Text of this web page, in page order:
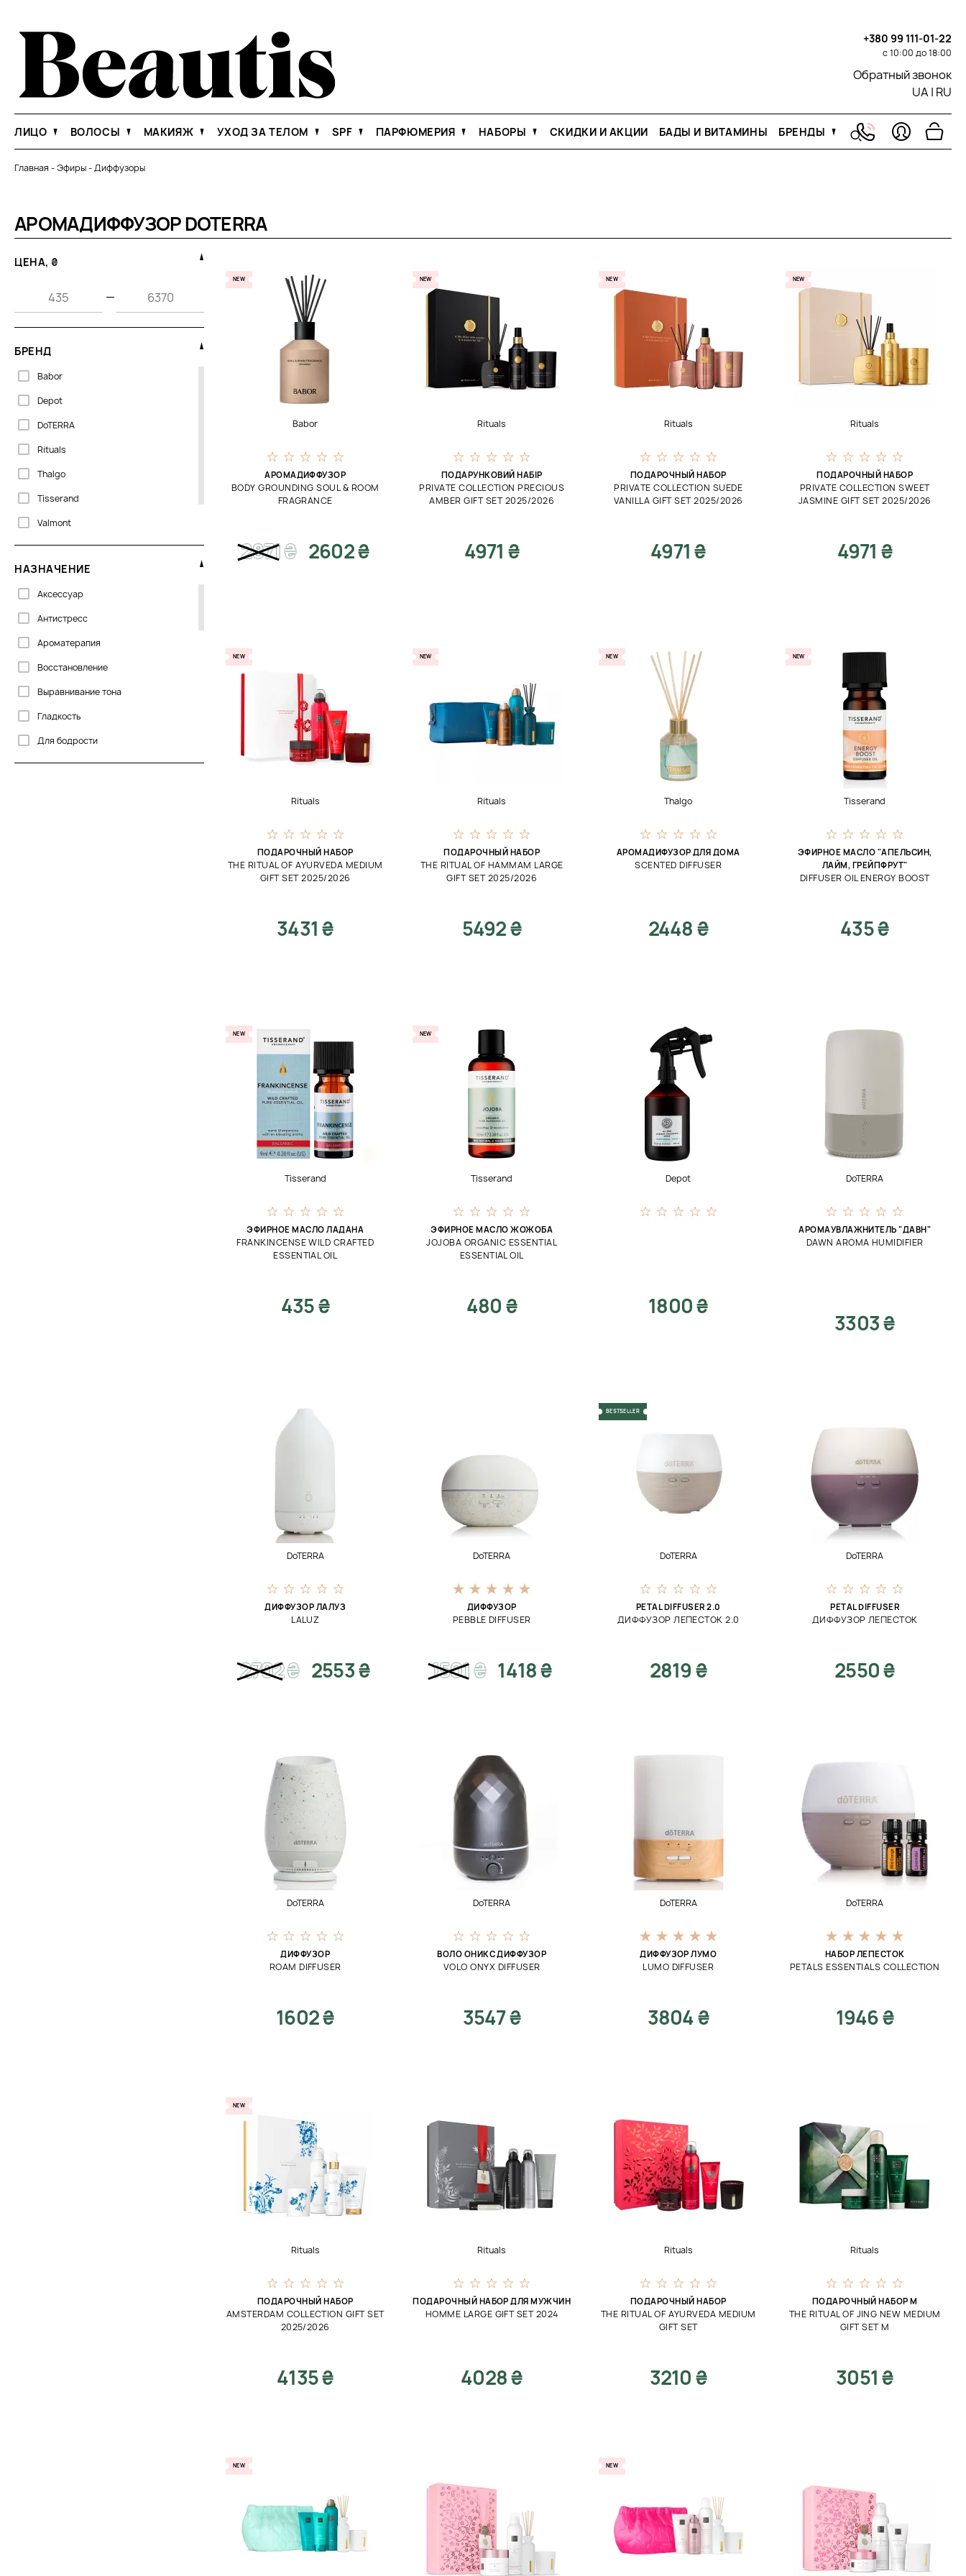
+380 99 111-01-22
с 10:00 до 18:00
Обратный звонок
UA | RU
ЛИЦО ВОЛОСЫ МАКИЯЖ УХОД ЗА ТЕЛОМ SPF ПАРФЮМЕРИЯ НАБОРЫ СКИДКИ И АКЦИИ БАДЫ И ВИТАМИНЫ БРЕНДЫ
Главная -Эфиры-Диффузоры
АРОМАДИФФУЗОР DOTERRA
ЦЕНА, ₴
—
БРЕНД
Babor
Depot
DoTERRA
Rituals
Thalgo
Tisserand
Valmont
Wow & Love
НАЗНАЧЕНИЕ
Аксессуар
Антистресс
Ароматерапия
Восстановление
Выравнивание тона
Гладкость
Для бодрости
Защита
NEW
Babor
АРОМАДИФФУЗОР
BODY GROUNDING SOUL & ROOM
FRAGRANCE
2871₴ 2602 ₴
NEW
Rituals
ПОДАРУНКОВИЙ НАБІР
PRIVATE COLLECTION PRECIOUS
AMBER GIFT SET 2025/2026
4971 ₴
NEW
Rituals
ПОДАРОЧНЫЙ НАБОР
PRIVATE COLLECTION SUEDE
VANILLA GIFT SET 2025/2026
4971 ₴
NEW
Rituals
ПОДАРОЧНЫЙ НАБОР
PRIVATE COLLECTION SWEET
JASMINE GIFT SET 2025/2026
4971 ₴
NEW
Rituals
ПОДАРОЧНЫЙ НАБОР
THE RITUAL OF AYURVEDA MEDIUM
GIFT SET 2025/2026
3431 ₴
NEW
Rituals
ПОДАРОЧНЫЙ НАБОР
THE RITUAL OF HAMMAM LARGE
GIFT SET 2025/2026
5492 ₴
NEW
Thalgo
АРОМАДИФУЗОР ДЛЯ ДОМА
SCENTED DIFFUSER
2448 ₴
NEW
Tisserand
ЭФИРНОЕ МАСЛО "АПЕЛЬСИН,
ЛАЙМ, ГРЕЙПФРУТ"
DIFFUSER OIL ENERGY BOOST
435 ₴
NEW
Tisserand
ЭФИРНОЕ МАСЛО ЛАДАНА
FRANKINCENSE WILD CRAFTED
ESSENTIAL OIL
435 ₴
NEW
Tisserand
ЭФИРНОЕ МАСЛО ЖОЖОБА
JOJOBA ORGANIC ESSENTIAL
ESSENTIAL OIL
480 ₴
Depot
1800 ₴
DoTERRA
АРОМАУВЛАЖНИТЕЛЬ "ДАВН"
DAWN AROMA HUMIDIFIER
3303 ₴
DoTERRA
ДИФФУЗОР ЛАЛУЗ
LALUZ
2702₴ 2553 ₴
DoTERRA
ДИФФУЗОР
PEBBLE DIFFUSER
1501₴ 1418 ₴
BESTSELLER
DoTERRA
PETAL DIFFUSER 2.0
ДИФФУЗОР ЛЕПЕСТОК 2.0
2819 ₴
DoTERRA
PETAL DIFFUSER
ДИФФУЗОР ЛЕПЕСТОК
2550 ₴
DoTERRA
ДИФФУЗОР
ROAM DIFFUSER
1602 ₴
DoTERRA
ВОЛО ОНИКС ДИФФУЗОР
VOLO ONYX DIFFUSER
3547 ₴
DoTERRA
ДИФФУЗОР ЛУМО
LUMO DIFFUSER
3804 ₴
DoTERRA
НАБОР ЛЕПЕСТОК
PETALS ESSENTIALS COLLECTION
1946 ₴
NEW
Rituals
ПОДАРОЧНЫЙ НАБОР
AMSTERDAM COLLECTION GIFT SET
2025/2026
4135 ₴
Rituals
ПОДАРОЧНЫЙ НАБОР ДЛЯ МУЖЧИН
HOMME LARGE GIFT SET 2024
4028 ₴
Rituals
ПОДАРОЧНЫЙ НАБОР
THE RITUAL OF AYURVEDA MEDIUM
GIFT SET
3210 ₴
Rituals
ПОДАРОЧНЫЙ НАБОР М
THE RITUAL OF JING NEW MEDIUM
GIFT SET M
3051 ₴
NEW NEW